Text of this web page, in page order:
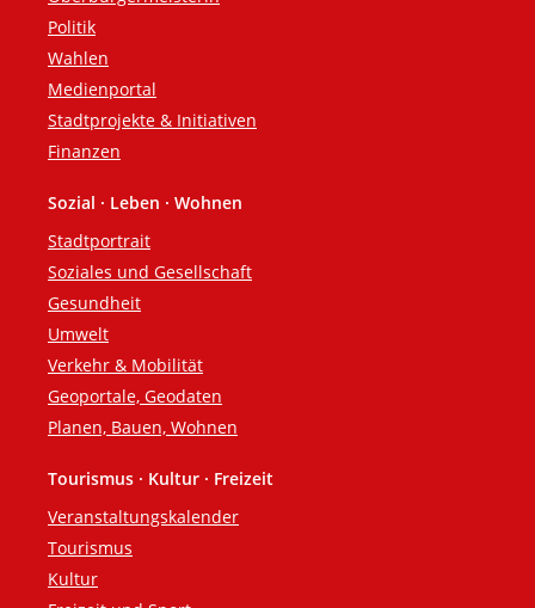
Politik
Wahlen
Medienportal
Stadtprojekte & Initiativen
Finanzen
Sozial · Leben · Wohnen
Stadtportrait
Soziales und Gesellschaft
Gesundheit
Umwelt
Verkehr & Mobilität
Geoportale, Geodaten
Planen, Bauen, Wohnen
Tourismus · Kultur · Freizeit
Veranstaltungskalender
Tourismus
Kultur